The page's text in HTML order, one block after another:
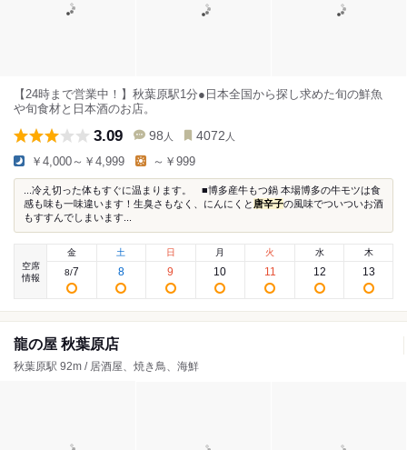
【24時まで営業中！】秋葉原駅1分●日本全国から探し求めた旬の鮮魚
や旬食材と日本酒のお店。
3.09 98 人 4072 人
￥4,000～￥4,999 ～￥999
...冷え切った体もすぐに温まります。 ■博多産牛もつ鍋 本場博多の牛モツは食
感も味も一味違います！生臭さもなく、にんにくと 唐辛子の風味でついついお酒
もすすんでしまいます...
空席
情報
金
8/7
土
8
日
9
月
10
火
11
水
12
木
13
龍の屋 秋葉原店
秋葉原駅 92m / 居酒屋、焼き鳥、海鮮